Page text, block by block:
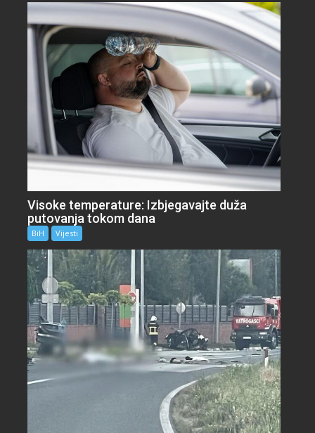
Visoke temperature: Izbjegavajte duža
putovanja tokom dana
BiH Vijesti